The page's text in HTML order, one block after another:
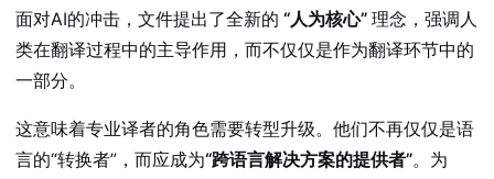
面对AI的冲击，文件提出了全新的 “人为核心” 理念，强调人
类在翻译过程中的主导作用，而不仅仅是作为翻译环节中的
一部分。
这意味着专业译者的角色需要转型升级。他们不再仅仅是语
言的“转换者”，而应成为“跨语言解决方案的提供者”。为